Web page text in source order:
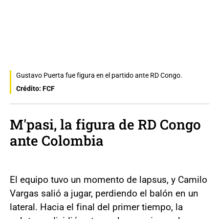
Gustavo Puerta fue figura en el partido ante RD Congo.
Crédito: FCF
M'pasi, la figura de RD Congo
ante Colombia
El equipo tuvo un momento de lapsus, y Camilo
Vargas salió a jugar, perdiendo el balón en un
lateral. Hacia el final del primer tiempo, la